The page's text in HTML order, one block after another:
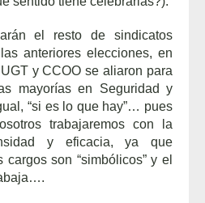
el resto de sindicatos
anteriores elecciones, en
y CCOO se aliaron para
mayorías en Seguridad y
“si es lo que hay”… pues
trabajaremos con la
y eficacia, ya que
son “simbólicos” y el